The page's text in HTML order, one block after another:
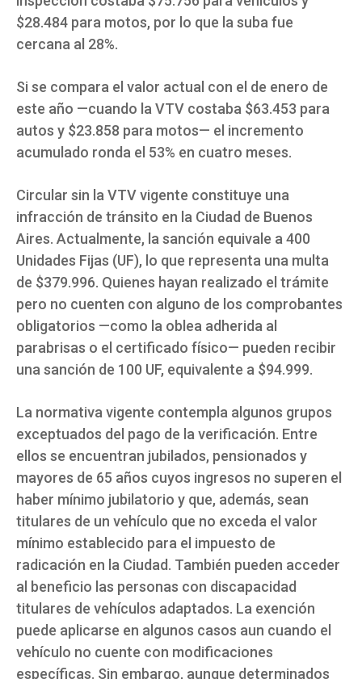
$28.484 para motos, por lo que la suba fue
cercana al 28%.
Si se compara el valor actual con el de enero de
este año —cuando la VTV costaba $63.453 para
autos y $23.858 para motos— el incremento
acumulado ronda el 53% en cuatro meses.
Circular sin la VTV vigente constituye una
infracción de tránsito en la Ciudad de Buenos
Aires. Actualmente, la sanción equivale a 400
Unidades Fijas (UF), lo que representa una multa
de $379.996. Quienes hayan realizado el trámite
pero no cuenten con alguno de los comprobantes
obligatorios —como la oblea adherida al
parabrisas o el certificado físico— pueden recibir
una sanción de 100 UF, equivalente a $94.999.
La normativa vigente contempla algunos grupos
exceptuados del pago de la verificación. Entre
ellos se encuentran jubilados, pensionados y
mayores de 65 años cuyos ingresos no superen el
haber mínimo jubilatorio y que, además, sean
titulares de un vehículo que no exceda el valor
mínimo establecido para el impuesto de
radicación en la Ciudad. También pueden acceder
al beneficio las personas con discapacidad
titulares de vehículos adaptados. La exención
puede aplicarse en algunos casos aun cuando el
vehículo no cuente con modificaciones
específicas. Sin embargo, aunque determinados